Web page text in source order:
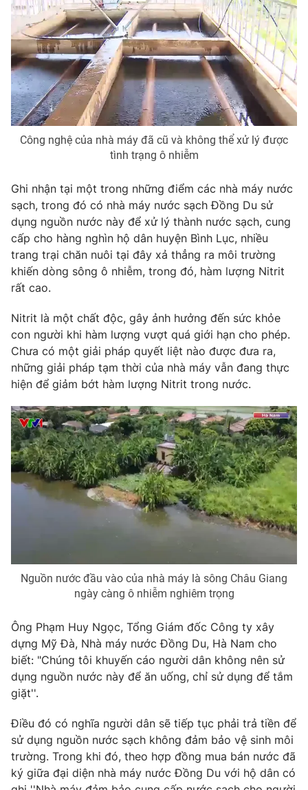
Chất lượng cuộc sống
Học trực tuyến
Hitech Công nghệ tương lai
Sản phẩm
Thị trường
Tư vấn
Giao lưu trực tuyến
Lịch phát sóng
Chuyên mục khác
Podcast
Photo Infographic
Video Shorts video
VTV Money VTV Thể thao
VTV Sức khoẻ Bất động sản
Thị trường 24h Tấm lòng Việt
Vươn mình bằng AI
VTV9 VTV8
Liên hệ tòa soạn English
Cơ quan chủ quản: Đài Truyền hình Việt Nam
Cơ quan báo chí:Thời báo VTV
Giấy phép hoạt động báo in và báo điện tử số 483/GP-BTTTT
Tổng Biên tập:Vũ Thanh Thủy
Phó Tổng Biên tập:Nguyễn Thị Mỹ Hạnh, Phạm Quốc Thắng,
Nguyễn Trọng Ninh
Tổng đài VTV:024.38 355 931 - 024.38 355 932
Công nghệ của nhà máy đã cũ và không thể xử lý được
tình trạng ô nhiễm
Ghi nhận tại một trong những điểm các nhà máy nước
sạch, trong đó có nhà máy nước sạch Đồng Du sử
dụng nguồn nước này để xử lý thành nước sạch, cung
cấp cho hàng nghìn hộ dân huyện Bình Lục, nhiều
trang trại chăn nuôi tại đây xả thẳng ra môi trường
khiến dòng sông ô nhiễm, trong đó, hàm lượng Nitrit
rất cao.
Nitrit là một chất độc, gây ảnh hưởng đến sức khỏe
con người khi hàm lượng vượt quá giới hạn cho phép.
Chưa có một giải pháp quyết liệt nào được đưa ra,
những giải pháp tạm thời của nhà máy vẫn đang thực
hiện để giảm bớt hàm lượng Nitrit trong nước.
Nguồn nước đầu vào của nhà máy là sông Châu Giang
ngày càng ô nhiễm nghiêm trọng
Ông Phạm Huy Ngọc, Tổng Giám đốc Công ty xây
dựng Mỹ Đà, Nhà máy nước Đồng Du, Hà Nam cho
biết: "Chúng tôi khuyến cáo người dân không nên sử
dụng nguồn nước này để ăn uống, chỉ sử dụng để tắm
giặt''.
Điều đó có nghĩa người dân sẽ tiếp tục phải trả tiền để
sử dụng nguồn nước sạch không đảm bảo vệ sinh môi
trường. Trong khi đó, theo hợp đồng mua bán nước đã
ký giữa đại diện nhà máy nước Đồng Du với hộ dân có